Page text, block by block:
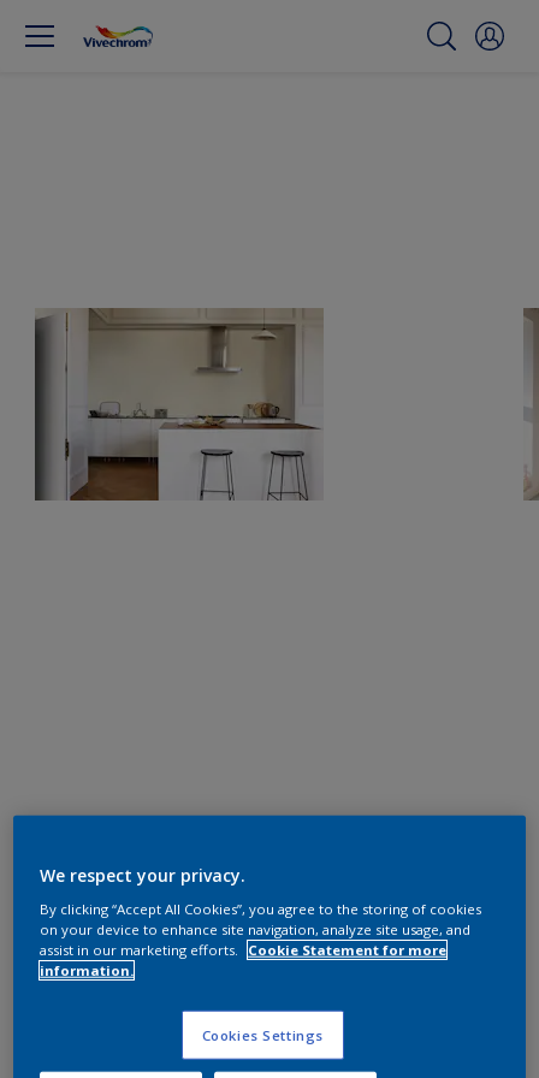
We respect your privacy.
By clicking “Accept All Cookies”, you agree to the storing of cookies
on your device to enhance site navigation, analyze site usage, and
assist in our marketing efforts.
Cookie Statement for more
information.
Cookies Settings